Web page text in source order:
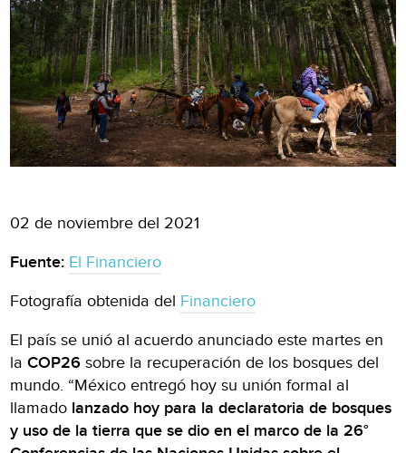
02 de noviembre del 2021
Fuente: El Financiero
Fotografía obtenida del Financiero
El país se unió al acuerdo anunciado este martes en
laCOP26 sobre la recuperación de los bosques del
mundo. “México entregó hoy su unión formal al
llamado lanzado hoy para la declaratoria de bosques
y uso de la tierra que se dio en el marco de la 26°